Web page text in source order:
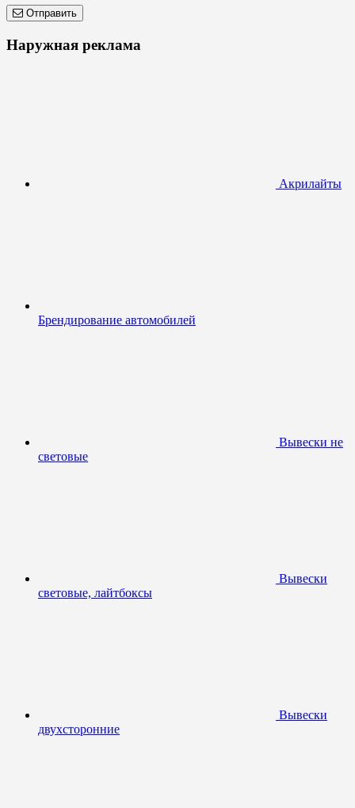
Отправить
Наружная реклама
Акрилайты
Брендирование автомобилей
Вывески не
световые
Вывески
световые, лайтбоксы
Вывески
двухсторонние